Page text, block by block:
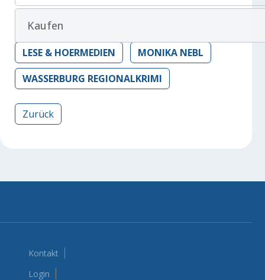
Kaufen
LESE & HOERMEDIEN
MONIKA NEBL
WASSERBURG REGIONALKRIMI
Vorheriger Beitrag: Mords-Schmäh – Krimi-Minnies
Zurück
Kontakt
Login